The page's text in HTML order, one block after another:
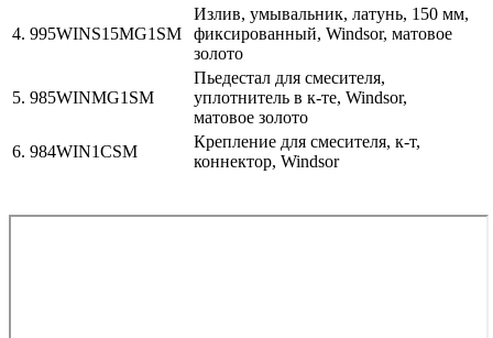
4. 995WINS15MG1SM
Излив, умывальник, латунь, 150 мм,
фиксированный, Windsor, матовое
золото
5. 985WINMG1SM
Пьедестал для смесителя,
уплотнитель в к-те, Windsor,
матовое золото
6. 984WIN1CSM
Крепление для смесителя, к-т,
коннектор, Windsor